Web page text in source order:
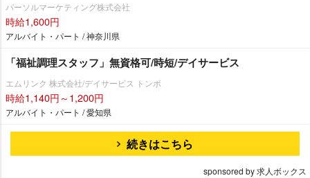
パーソルマーケティング株式会社
時給1,600円
アルバイト・パート / 神奈川県
「福祉調理スタッフ」無資格可/時短/デイサービス
エムリンク 株式会社/デイサービス トンボ
時給1,140円～1,200円
アルバイト・パート / 愛知県
続きはこちら
sponsored by 求人ボックス